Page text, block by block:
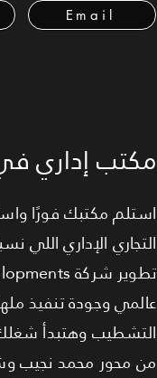
Email
مكتب إداري
عالمي وجودة تنفيذ
التشطيب وهتبدأ
من محور محمد نجيب